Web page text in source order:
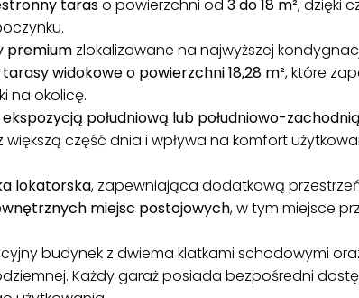
taraso powierzchni od 3 do 18 m², dzięki
premium zlokalizowane na najwyższej
tarasy widokowe o powierzchni 18,28 m², które
na okolicę.
ekspozycją południową lub południowo-zachodnią
większą część dnia i wpływa na komfort
lokatorska, zapewniająca dodatkową
miejsc postojowych, w tym miejsce
budynek z dwiema klatkami schodowymi
Każdy garaż posiada bezpośredni